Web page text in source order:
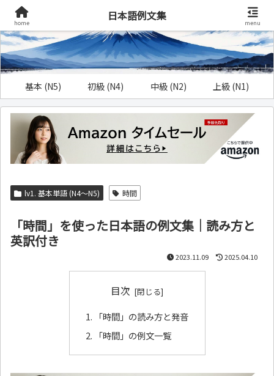
基本 (N5) 初級 (N4) 中級 (N2) 上級 (N1)
lv1. 基本単語 (N4～N5) 時間
「時間」を使った日本語の例文集｜読み方と
英訳付き
2023.11.09 2025.04.10
目次
「時間」の読み方と発音
「時間」の例文一覧
home
日本語例文集
menu